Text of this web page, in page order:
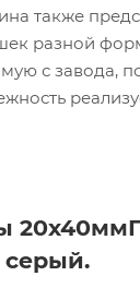
также
разной
с завода,
20х40мм